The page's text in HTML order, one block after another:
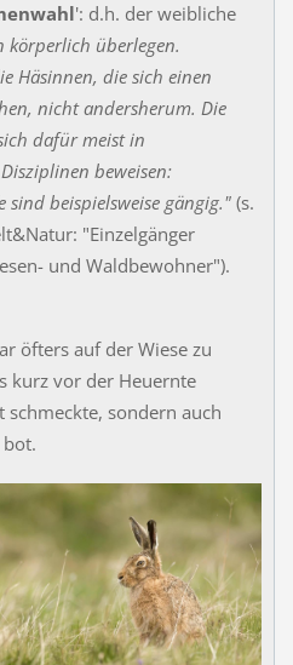
': d.h. der weibliche
körperlich überlegen.
Häsinnen, die sich einen
nicht andersherum. Die
dafür meist in
beweisen:
sind beispielsweise gängig." (s.
"Einzelgänger
und Waldbewohner").
öfters auf der Wiese zu
kurz vor der Heuernte
sondern auch